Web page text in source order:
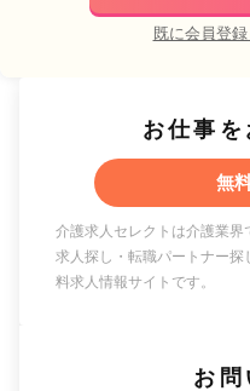
既に会員登
お仕事
無
介護求人セレクトは介護業界
求人探し・転職パートナー
料求人情報サイトです。
お問